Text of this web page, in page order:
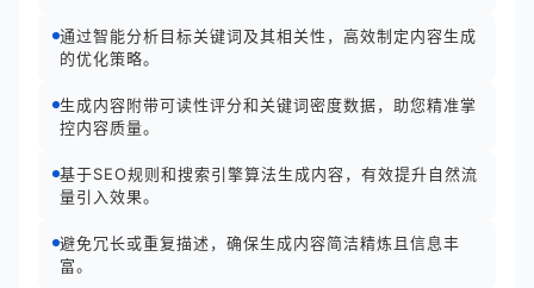
通过智能分析目标关键词及其相关性，高效制定内容生成
的优化策略。
生成内容附带可读性评分和关键词密度数据，助您精准掌
控内容质量。
基于SEO规则和搜索引擎算法生成内容，有效提升自然流
量引入效果。
避免冗长或重复描述，确保生成内容简洁精炼且信息丰
富。